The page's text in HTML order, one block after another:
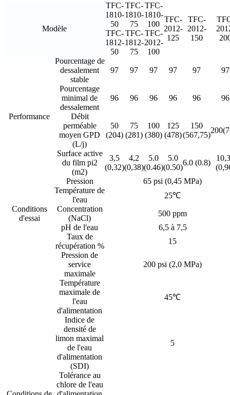
Modèle
TFC-
1810-
50
TFC-
1810-
75
TFC-
1810-
100
TFC-
2012-
125
TFC-
2012-
150
TFC-
1812-
50
TFC-
1812-
75
TFC-
2012-
100
Performance
Pourcentage de
dessalement
stable
97 97 97 97 97 97
Pourcentage
minimal de
dessalement
96 96 96 96 96 96
Débit
perméable
moyen GPD
(L/j)
50
(204)
75
(281)
100
(380)
125
(478)
150
(567,75)
Surface active
du film pi2
(m2)
3,5
(0,32)
4,2
(0,38)
5.0
(0.46)
5.0
(0.50)
6.0 (0.8)
Conditions
d'essai
Pression
65 psi (0,45 MPa)
Température de
l'eau
25℃
Concentration
(NaCl)
500 ppm
pH de l'eau
6,5 à 7,5
Taux de
récupération %
15
Pression de
service
maximale
200 psi (2,0 MPa)
Température
maximale de
l'eau
d'alimentation
45℃
Indice de
densité de
limon maximal
de l'eau
d'alimentation
(SDI)
5
Tolérance au
chlore de l'eau